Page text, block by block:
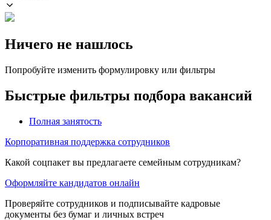
Ничего не нашлось
Попробуйте изменить формулировку или фильтры
Быстрые фильтры подбора вакансий
Полная занятость
Корпоративная поддержка сотрудников
Какой соцпакет вы предлагаете семейным сотрудникам?
Оформляйте кандидатов онлайн
Проверяйте сотрудников и подписывайте кадровые
документы без бумаг и личных встреч